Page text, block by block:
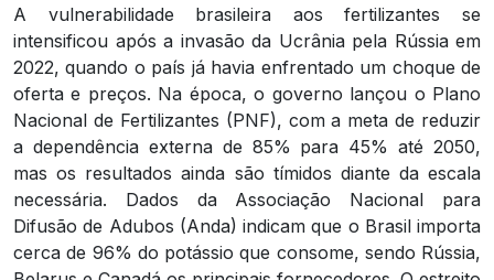
A vulnerabilidade brasileira aos fertilizantes se
intensificou após a invasão da Ucrânia pela Rússia em
2022, quando o país já havia enfrentado um choque de
oferta e preços. Na época, o governo lançou o Plano
Nacional de Fertilizantes (PNF), com a meta de reduzir
a dependência externa de 85% para 45% até 2050,
mas os resultados ainda são tímidos diante da escala
necessária. Dados da Associação Nacional para
Difusão de Adubos (Anda) indicam que o Brasil importa
cerca de 96% do potássio que consome, sendo Rússia,